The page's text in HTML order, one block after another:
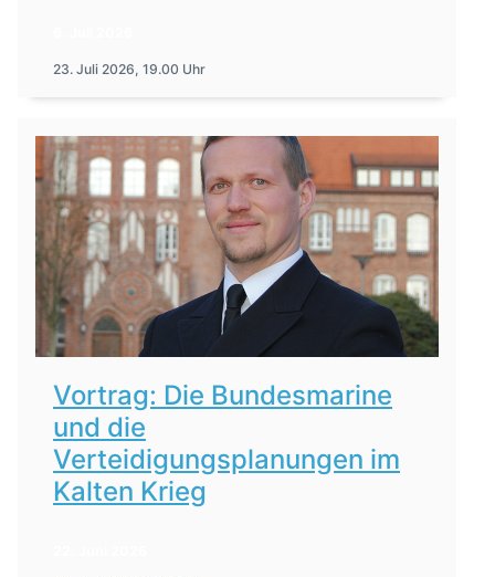
23. Juli 2026, 19.00 Uhr
Vortrag: Die Bundesmarine
und die
Verteidigungsplanungen im
Kalten Krieg